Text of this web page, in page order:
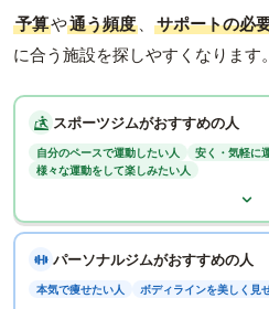
予算や通う頻度 、 サポートの必
に合う施設を探しやすくなります。
スポーツジムがおすすめの人
自分のペースで運動したい人
安く・気軽に
様々な運動をして楽しみたい人
パーソナルジムがおすすめの人
本気で痩せたい人 ボディラインを美しく見